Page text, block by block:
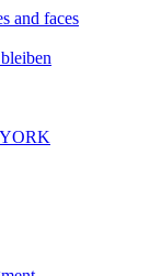
and faces